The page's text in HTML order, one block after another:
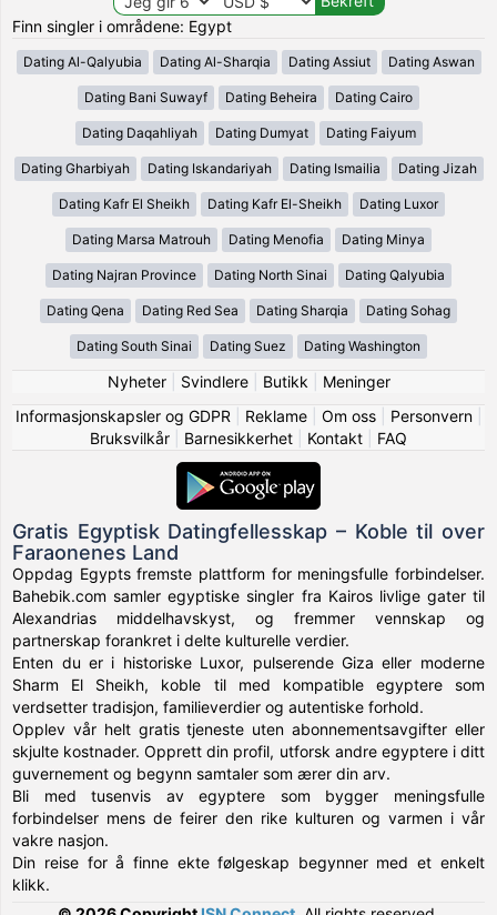
Finn singler i områdene: Egypt
Dating Al-Qalyubia Dating Al-Sharqia Dating Assiut Dating Aswan
Dating Bani Suwayf Dating Beheira Dating Cairo
Dating Daqahliyah Dating Dumyat Dating Faiyum
Dating Gharbiyah Dating Iskandariyah Dating Ismailia Dating Jizah
Dating Kafr El Sheikh Dating Kafr El-Sheikh Dating Luxor
Dating Marsa Matrouh Dating Menofia Dating Minya
Dating Najran Province Dating North Sinai Dating Qalyubia
Dating Qena Dating Red Sea Dating Sharqia Dating Sohag
Dating South Sinai Dating Suez Dating Washington
Nyheter| Svindlere| Butikk
Meninger
Informasjonskapsler og GDPR
Reklame| Om oss| Personvern|
Bruksvilkår
Barnesikkerhet Kontakt FAQ
Gratis Egyptisk Datingfellesskap – Koble til over
Faraonenes Land
Oppdag Egypts fremste plattform for meningsfulle forbindelser.
Bahebik.com samler egyptiske singler fra Kairos livlige gater til
Alexandrias middelhavskyst, og fremmer vennskap og
partnerskap forankret i delte kulturelle verdier.
Enten du er i historiske Luxor, pulserende Giza eller moderne
Sharm El Sheikh, koble til med kompatible egyptere som
verdsetter tradisjon, familieverdier og autentiske forhold.
Opplev vår helt gratis tjeneste uten abonnementsavgifter eller
skjulte kostnader. Opprett din profil, utforsk andre egyptere i ditt
guvernement og begynn samtaler som ærer din arv.
Bli med tusenvis av egyptere som bygger meningsfulle
forbindelser mens de feirer den rike kulturen og varmen i vår
vakre nasjon.
Din reise for å finne ekte følgeskap begynner med et enkelt
klikk.